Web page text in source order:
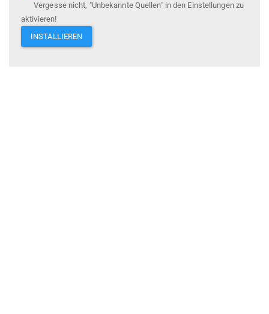
Vergesse nicht, "Unbekannte Quellen" in den Einstellungen zu
aktivieren!
INSTALLIEREN